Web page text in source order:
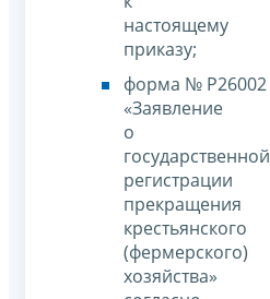
настоящему
приказу;
форма № Р26002
«Заявление
о
государственной
регистрации
прекращения
крестьянского
(фермерского)
хозяйства»